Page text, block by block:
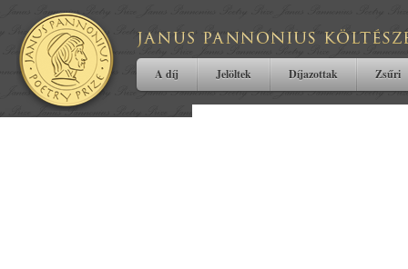
A díj Jelöltek Díjazottak Zsűri